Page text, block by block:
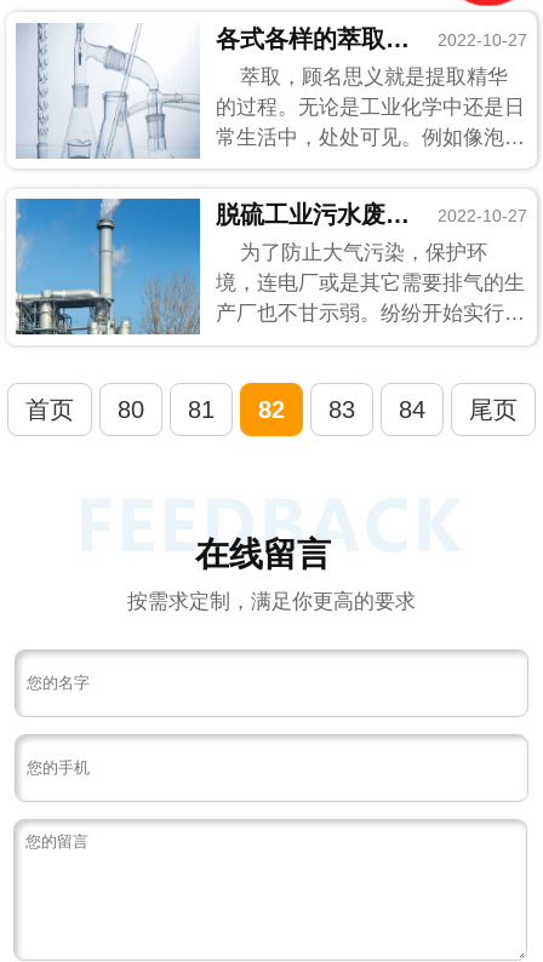
的特殊材质加上一些不可控制的因
素，往往会在清洗时出现大量泡
沫，影响金属产品的...
各式各样的萃取剂泡沫也难逃萃取消泡剂一劫 2022-10-27
萃取，顾名思义就是提取精华
的过程。无论是工业化学中还是日
常生活中，处处可见。例如像泡茶
这类简单的萃取，就算出现起泡也
并无大碍。可当工业级甚至化学研
究实验中萃取起泡，那带来的后果
可就耽搁不起。好...
脱硫工业污水废水起泡？电厂脱硫消泡剂统统搞... 2022-10-27
为了防止大气污染，保护环
境，连电厂或是其它需要排气的生
产厂也不甘示弱。纷纷开始实行脱
硫工作来达到治理大气环境的目
中，因为很多不可控制的因素，总
是避免不了起泡问题，并...
首页 80 81 82 83 84 尾页
在线留言
按需求定制，满足你更高的要求